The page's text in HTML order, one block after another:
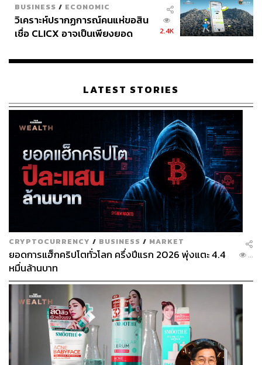
BUSINESS / ECONOMIC
วิเคราะห์ปรากฏการณ์คนแห่ขอสิน
เชื่อ CLICX อาจเป็นเพียงยอด
เรือนไทยที่ถูกซุกไว้
2.4K
LATEST STORIES
CRYPTOCURRENCY / BUSINESS / MARKET
ยอดการแฮ็กคริปโตทั่วโลก ครึ่งปีแรก 2026 พุ่งแตะ 4.4
หมื่นล้านบาท
...